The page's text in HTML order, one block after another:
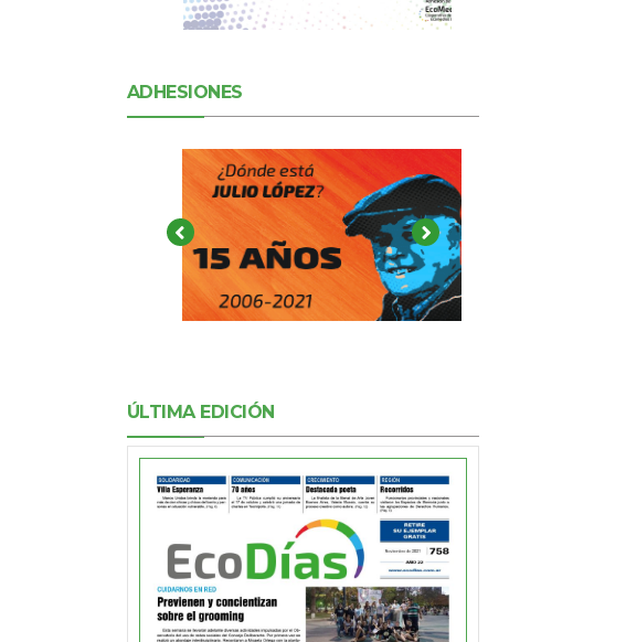
ADHESIONES
ÚLTIMA EDICIÓN